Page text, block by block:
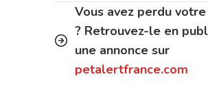
Vous avez perdu
? Retrouvez-le en
une annonce sur
petalertfrance.com